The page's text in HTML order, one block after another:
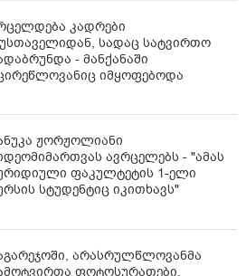
კადრები
სადაც სატვირთო
- მანქანაში
იმყოფებოდა
ჟორჟოლიანი
ავრცელებს - "ამას
ფაკულტეტის 1-ელი
სტუდენტიც იკითხავს"
არასრულწლოვანმა
ფოტოსურათები,